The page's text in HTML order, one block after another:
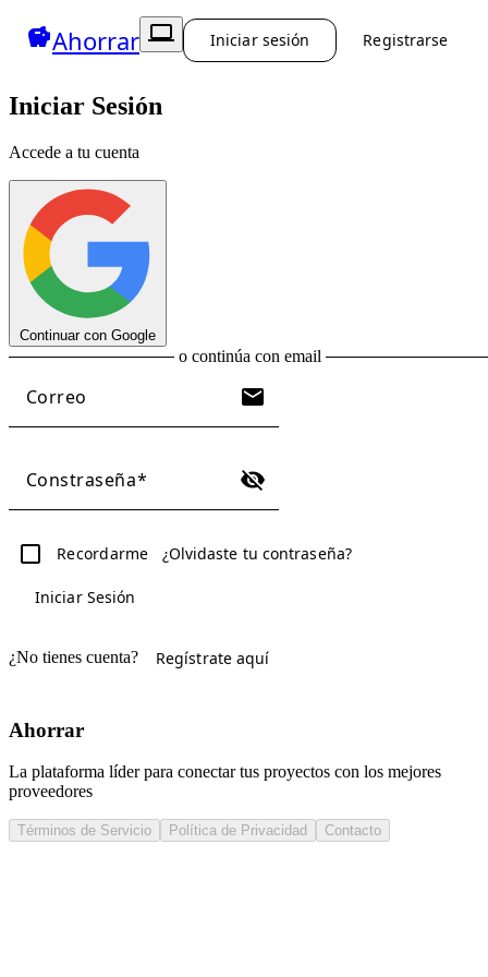
savingsAhorrar computer Iniciar sesión Registrarse
Iniciar Sesión
Accede a tu cuenta
Continuar con Google
o continúa con email
Correo mail
Constraseña visibility_off
Recordarme ¿Olvidaste tu contraseña?
Iniciar Sesión
¿No tienes cuenta? Regístrate aquí
Ahorrar
La plataforma líder para conectar tus proyectos con los mejores
proveedores
Términos de Servicio Política de Privacidad Contacto